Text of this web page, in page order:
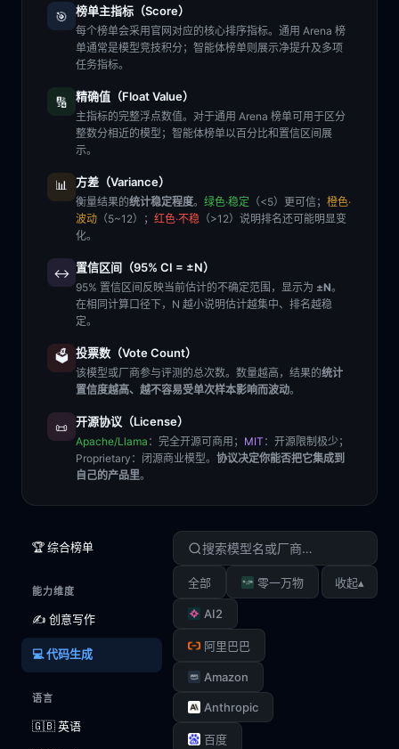
🎯 榜单主指标（Score）
每个榜单会采用官网对应的核心排序指标。通用 Arena 榜
单通常是模型竞技积分；智能体榜单则展示净提升及多项
任务指标。
🔢 精确值（Float Value）
主指标的完整浮点数值。对于通用 Arena 榜单可用于区分
整数分相近的模型；智能体榜单以百分比和置信区间展
示。
📊 方差（Variance）
衡量结果的统计稳定程度。 绿色·稳定 （<5）更可信； 橙色·
波动 （5~12）； 红色·不稳 （>12）说明排名还可能明显变
化。
↔️ 置信区间（95% CI = ±N）
95% 置信区间反映当前估计的不确定范围，显示为 ±N。
在相同计算口径下，N 越小说明估计越集中、排名越稳
定。
🗳️ 投票数（Vote Count）
该模型或厂商参与评测的总次数。数量越高，结果的统计
置信度越高、越不容易受单次样本影响而波动。
📜 开源协议（License）
Apache/Llama ：完全开源可商用； MIT ：开源限制极少；
Proprietary ：闭源商业模型。 协议决定你能否把它集成到
自己的产品里。
🏆 综合榜单
能力维度
✍️ 创意写作
💻 代码生成
语言
🇬🇧 英语
全部 零一万物
AI2
阿里巴巴
Amazon
Anthropic
百度
收起▴